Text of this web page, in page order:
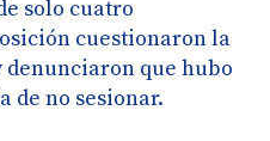
solo cuatro
cuestionaron la
que hubo
de no sesionar.